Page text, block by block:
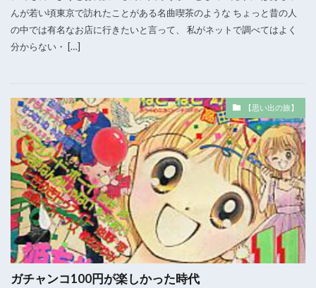
んが若い頃東京で訪れたことがある名曲喫茶のような ちょっと昔の人
の中では有名なお店に行きたいと言って、 私がネットで調べてはよく
分からない・ […]
【思い出の旅】
ガチャンコ100円が楽しかった時代